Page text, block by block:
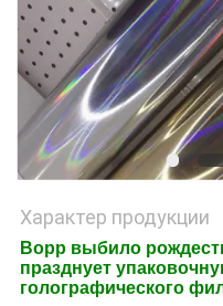
Характер продукции
Bopp выбило
празднует
голографического